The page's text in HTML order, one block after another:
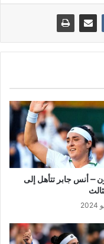
– أنس جابر تتأهل إلى